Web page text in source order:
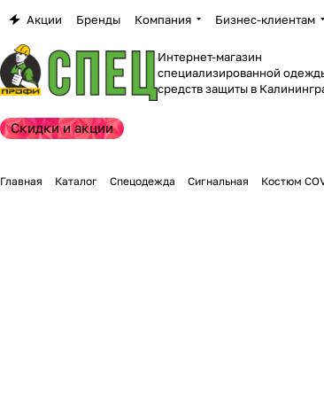
Акции Бренды Компания Бизнес-клиентам
Интернет-магазин
специализированной
средств защиты в
Скидки и акции
Главная Каталог Спецодежда Сигнальная Костюм